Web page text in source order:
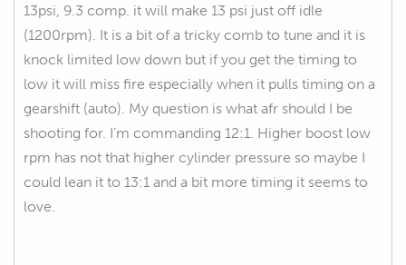
13psi, 9.3 comp. it will make 13 psi just off idle
(1200rpm). It is a bit of a tricky comb to tune and it is
knock limited low down but if you get the timing to
low it will miss fire especially when it pulls timing on a
gearshift (auto). My question is what afr should I be
shooting for. I’m commanding 12:1. Higher boost low
rpm has not that higher cylinder pressure so maybe I
could lean it to 13:1 and a bit more timing it seems to
love.